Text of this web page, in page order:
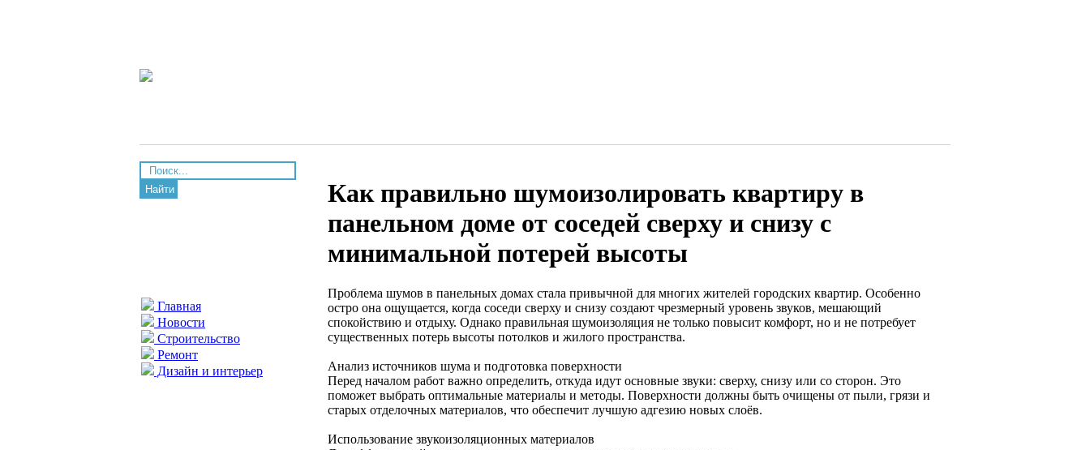
Найти
Главная
Новости
Строительство
Ремонт
Дизайн и интерьер
Как правильно шумоизолировать квартиру в
панельном доме от соседей сверху и снизу с
минимальной потерей высоты
Проблема шумов в панельных домах стала привычной для многих жителей городских квартир. Особенно
остро она ощущается, когда соседи сверху и снизу создают чрезмерный уровень звуков, мешающий
спокойствию и отдыху. Однако правильная шумоизоляция не только повысит комфорт, но и не потребует
существенных потерь высоты потолков и жилого пространства.
Анализ источников шума и подготовка поверхности
Перед началом работ важно определить, откуда идут основные звуки: сверху, снизу или со сторон. Это
поможет выбрать оптимальные материалы и методы. Поверхности должны быть очищены от пыли, грязи и
старых отделочных материалов, что обеспечит лучшую адгезию новых слоёв.
Использование звукоизоляционных материалов